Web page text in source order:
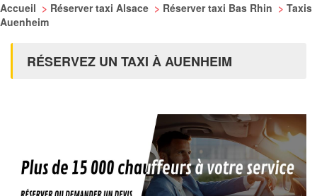
Accueil > Réserver taxi Alsace > Réserver taxi Bas Rhin > Taxis
Auenheim
RÉSERVEZ UN TAXI À AUENHEIM